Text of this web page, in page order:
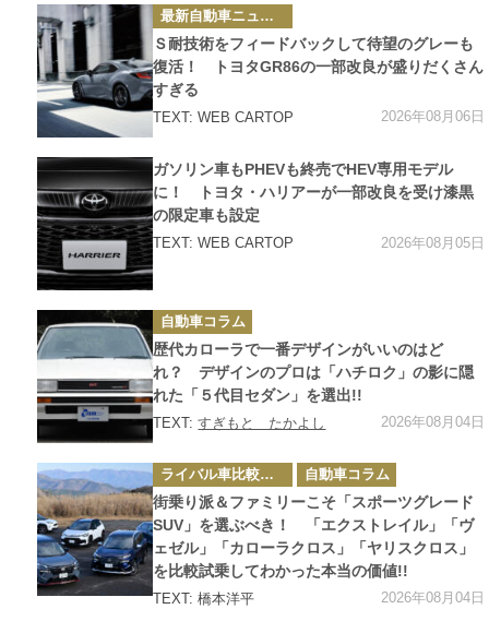
カ
テ
ゴ
リ
ー
最新自動車ニュース
Ｓ耐技術をフィードバックして待望のグレーも
復活！ トヨタGR86の一部改良が盛りだくさん
すぎる
TEXT: WEB CARTOP 2026年08月06日
カ
テ
ゴ
リ
ー
ガソリン車もPHEVも終売でHEV専用モデル
に！ トヨタ・ハリアーが一部改良を受け漆黒
の限定車も設定
TEXT: WEB CARTOP 2026年08月05日
カ
テ
ゴ
リ
ー
自動車コラム
歴代カローラで一番デザインがいいのはど
れ？ デザインのプロは「ハチロク」の影に隠
れた「５代目セダン」を選出!!
TEXT:すぎもと たかよし 2026年08月04日
カ
テ
ゴ
リ
ー
ライバル車比較テスト 自動車コラム
街乗り派＆ファミリーこそ「スポーツグレード
SUV」を選ぶべき！ 「エクストレイル」「ヴ
ェゼル」「カローラクロス」「ヤリスクロス」
を比較試乗してわかった本当の価値!!
TEXT: 橋本洋平 2026年08月04日